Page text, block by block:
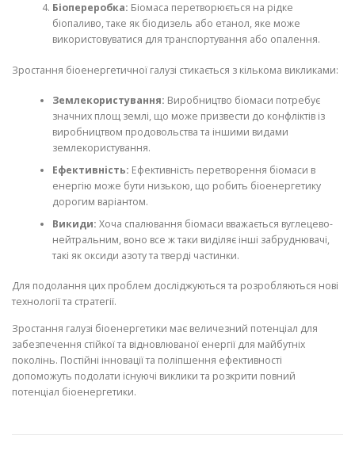
Біопереробка: Біомаса перетворюється на рідке
біопаливо, таке як біодизель або етанол, яке може
використовуватися для транспортування або опалення.
Зростання біоенергетичної галузі стикається з кількома викликами:
Землекористування: Виробництво біомаси потребує
значних площ землі, що може призвести до конфліктів із
виробництвом продовольства та іншими видами
землекористування.
Ефективність: Ефективність перетворення біомаси в
енергію може бути низькою, що робить біоенергетику
дорогим варіантом.
Викиди: Хоча спалювання біомаси вважається вуглецево-
нейтральним, воно все ж таки виділяє інші забруднювачі,
такі як оксиди азоту та тверді частинки.
Для подолання цих проблем досліджуються та розробляються нові
технології та стратегії.
Зростання галузі біоенергетики має величезний потенціал для
забезпечення стійкої та відновлюваної енергії для майбутніх
поколінь. Постійні інновації та поліпшення ефективності
допоможуть подолати існуючі виклики та розкрити повний
потенціал біоенергетики.